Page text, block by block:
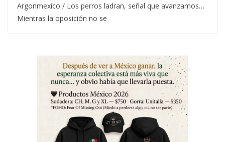
Argonmexico / Los perros ladran, señal que avanzamos…
Mientras la oposición no se